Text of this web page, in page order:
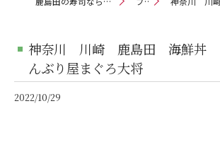
神奈川 川崎 鹿島田 海鮮丼
んぶり屋まぐろ大将
2022/10/29